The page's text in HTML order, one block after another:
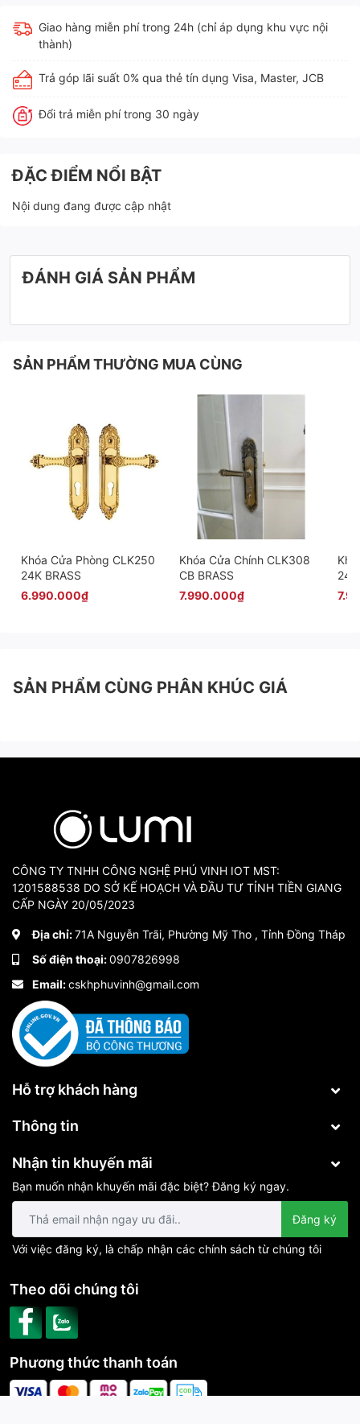
Giao hàng miễn phí trong 24h (chỉ áp dụng khu vực nội
thành)
Trả góp lãi suất 0% qua thẻ tín dụng Visa, Master, JCB
Đổi trả miễn phí trong 30 ngày
ĐẶC ĐIỂM NỔI BẬT
Nội dung đang được cập nhật
ĐÁNH GIÁ SẢN PHẨM
SẢN PHẨM THƯỜNG MUA CÙNG
Khóa Cửa Phòng CLK250
24K BRASS
6.990.000₫
Khóa Cửa Chính CLK308
CB BRASS
7.990.000₫
SẢN PHẨM CÙNG PHÂN KHÚC GIÁ
CÔNG TY TNHH CÔNG NGHỆ PHÚ VINH IOT MST:
1201588538 DO SỞ KẾ HOẠCH VÀ ĐẦU TƯ TỈNH TIỀN GIANG
CẤP NGÀY 20/05/2023
Địa chỉ:71A Nguyễn Trãi, Phường Mỹ Tho , Tỉnh Đồng Tháp
Số điện thoại:0907826998
Email:cskhphuvinh@gmail.com
Hỗ trợ khách hàng
Thông tin
Nhận tin khuyến mãi
Bạn muốn nhận khuyến mãi đặc biệt? Đăng ký ngay.
Đăng ký
Với việc đăng ký, là chấp nhận các chính sách từ chúng tôi
Phương thức thanh toán
Theo dõi chúng tôi